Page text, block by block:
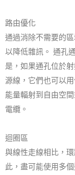
路由優化
通過消除不需要的
以降低雜訊。 通孔
是，如果通孔位於
源線，它們也可以
能量輻射到自由空
電纜。
迴圈區
與線性走線相比，
此，盡可能使用多